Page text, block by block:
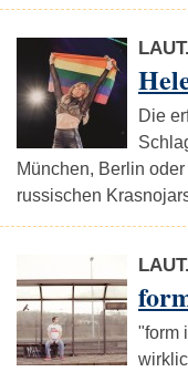
Die
München, Berlin
russischen
"form